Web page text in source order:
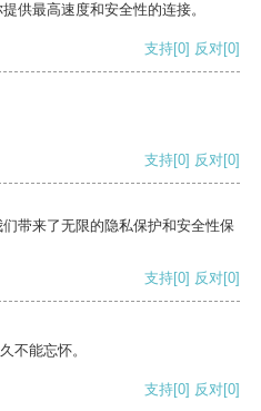
供最高速度和安全性的连接。
支持[0] 反对[0]
支持[0] 反对[0]
带来了无限的隐私保护和安全性保
支持[0] 反对[0]
不能忘怀。
支持[0] 反对[0]